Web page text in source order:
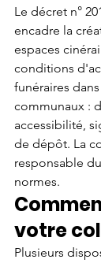
Le décret n°
encadre la
espaces
conditions
funéraires
communaux :
accessibilité,
de dépôt. La
responsable
normes.
votre
Plusieurs